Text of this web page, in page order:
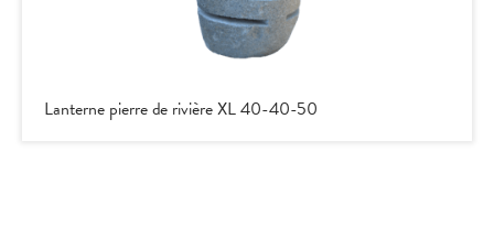
Lanterne pierre de rivière XL 40-40-50